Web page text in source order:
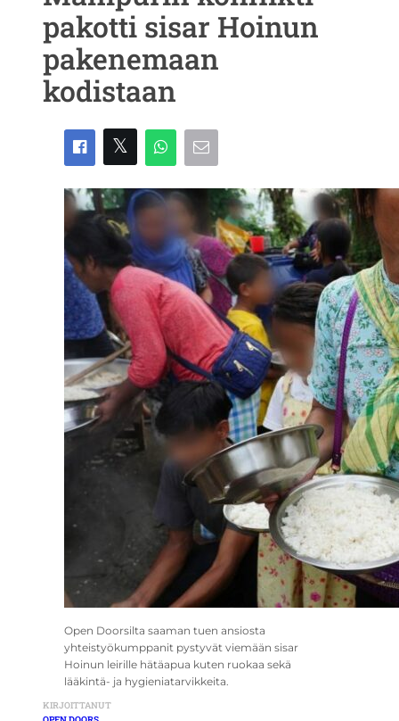
pakotti sisar Hoinun
pakenemaan
kodistaan
Open Doorsilta saaman tuen ansiosta
yhteistyökumppanit pystyvät viemään sisar
Hoinun leirille hätäapua kuten ruokaa sekä
lääkintä- ja hygieniatarvikkeita.
KIRJOITTANUT